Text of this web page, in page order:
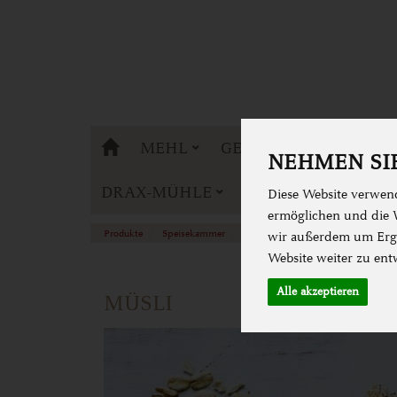
NEHMEN
Diese Website
ermöglichen und die
wir außerdem um
Website weiter zu
Alle akzeptieren
DRAX-MÜHLE
MEHL GETREIDE
DRAX-MÜHLE
Produkte Speisekammer Müsli & Flocken & Flakes
MÜSLI